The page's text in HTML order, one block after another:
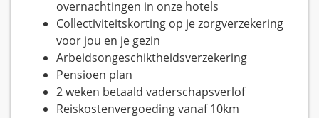
overnachtingen in onze hotels
Collectiviteitskorting op je zorgverzekering
voor jou en je gezin
Arbeidsongeschiktheidsverzekering
Pensioen plan
2 weken betaald vaderschapsverlof
Reiskostenvergoeding vanaf 10km